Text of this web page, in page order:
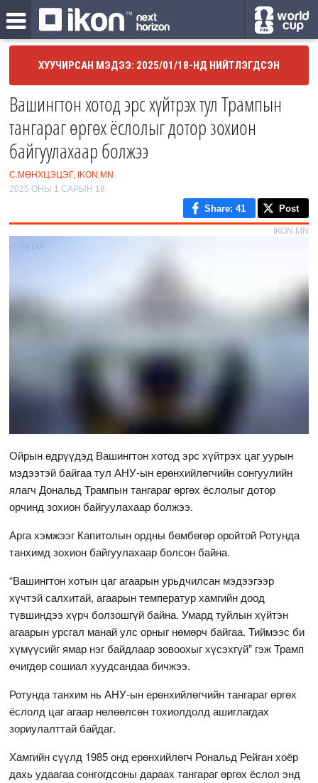
ХУУЧИРСАН МЭДЭЭ: 2025/01/18-НД НИЙТЛЭГДСЭН
Вашингтон хотод эрс хүйтрэх тул Трампын
тангараг өргөх ёслолыг дотор зохион
байгуулахаар болжээ
С.МӨНХЦЭЦЭГ, IKON.MN
2025 ОНЫ 1 САРЫН 18
Share: 41 Post
IKON.MN
Ойрын өдрүүдэд Вашингтон хотод эрс хүйтрэх цаг уурын
мэдээтэй байгаа тул АНУ-ын ерөнхийлөгчийн сонгуулийн
ялагч Дональд Трампын тангараг өргөх ёслолыг дотор
орчинд зохион байгуулахаар болжээ.
Арга хэмжээг Капитолын ордны бөмбөгөр оройтой Ротунда
танхимд зохион байгуулахаар болсон байна.
“Вашингтон хотын цаг агаарын урьдчилсан мэдээгээр
хүчтэй салхитай, агаарын температур хамгийн доод
түвшиндээ хүрч болзошгүй байна. Умард туйлын хүйтэн
агаарын урсгал манай улс орныг нөмөрч байгаа. Тиймээс би
хүмүүсийг ямар нэг байдлаар зовоохыг хүсэхгүй” гэж Трамп
өчигдөр сошиал хуудсандаа бичжээ.
Ротунда танхим нь АНУ-ын ерөнхийлөгчийн тангараг өргөх
ёслолд цаг агаар нөлөөлсөн тохиолдолд ашиглагдах
зориулалттай байдаг.
Хамгийн сүүлд 1985 онд ерөнхийлөгч Рональд Рейган хоёр
дахь удаагаа сонгогдсоны дараах тангараг өргөх ёслол энд